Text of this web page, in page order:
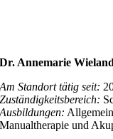
Dr. Annemarie Wieland
Am Standort tätig seit:
Zuständigkeitsbereich:
Ausbildungen:
Manualtherapie und